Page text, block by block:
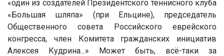
«один из создателей Президентского теннисного клуба
«Большая шляпа» (при Ельцине), председатель
Общественного совета Российского еврейского
конгресса, член Комитета гражданских инициатив
Алексея Кудрина...» Может быть, всё-таки за